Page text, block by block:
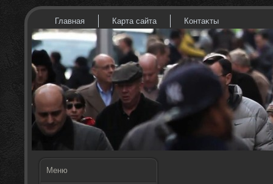
Главная Карта сайта Контаκты
Меню